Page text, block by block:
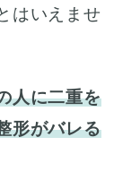
はいえませ
人に二重を
形がバレる